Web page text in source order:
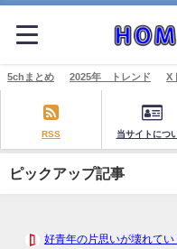
5chまとめ 2025年 トレンド X
RSS 当サイトにつ
ピックアップ記事